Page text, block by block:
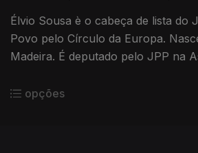
Élvio Sousa è o cabeça de lista do
Povo pelo Círculo da Europa.
Madeira. É deputado pelo JPP na
opções